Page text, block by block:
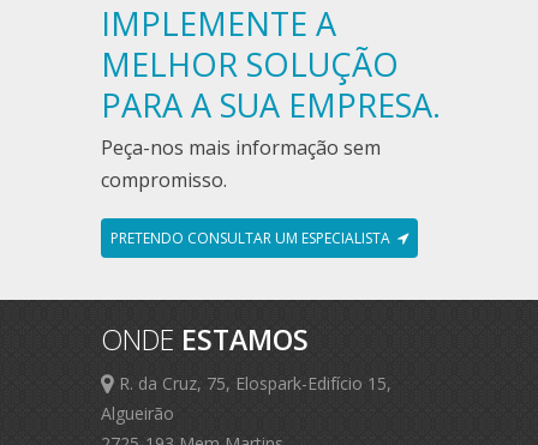
IMPLEMENTE A
MELHOR SOLUÇÃO
PARA A SUA EMPRESA.
Peça-nos mais informação sem
compromisso.
PRETENDO CONSULTAR UM ESPECIALISTA
ONDE ESTAMOS
R. da Cruz, 75, Elospark-Edifício 15,
Algueirão